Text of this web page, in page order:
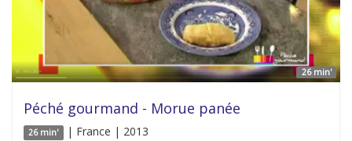
26 min'
Péché gourmand - Morue panée
26 min' | France | 2013